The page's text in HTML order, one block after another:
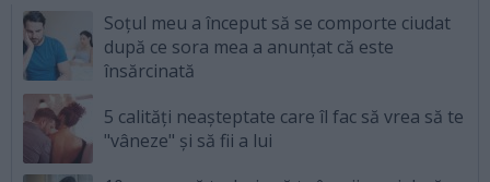
Soțul meu a început să se comporte ciudat
după ce sora mea a anunțat că este
însărcinată
5 calități neașteptate care îl fac să vrea să te
"vâneze" și să fii a lui